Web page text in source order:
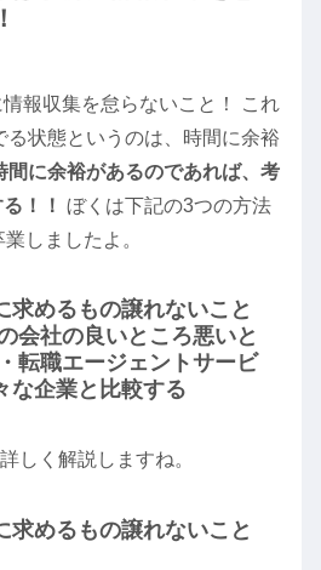
報収集を怠らないこと！ これ
る状態というのは、時間に余裕
間に余裕があるのであれば、考
！！ ぼくは下記の3つの方法
しましたよ。
求めるもの譲れないこと
会社の良いところ悪いと
転職エージェントサービ
な企業と比較する
しく解説しますね。
求めるもの譲れないこと